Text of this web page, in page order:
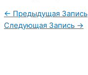
← Предыдущая Запись
Следующая Запись →